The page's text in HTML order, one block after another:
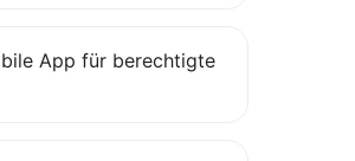
App für berechtigte